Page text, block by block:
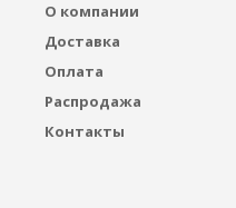
О компании
Доставка
Оплата
Распродажа
Контакты